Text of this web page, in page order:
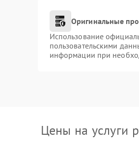
Оригинальные
Использование
пользовательскими
информации при
Цены на услуги